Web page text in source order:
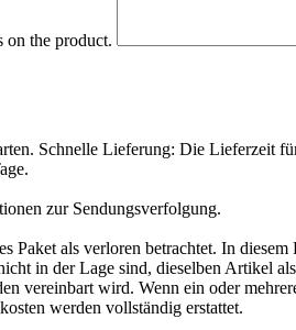
on the product.
Schnelle Lieferung: Die Lieferzeit
zur Sendungsverfolgung.
als verloren betrachtet. In
in der Lage sind, dieselben Artikel
vereinbart wird. Wenn ein oder
werden vollständig erstattet.